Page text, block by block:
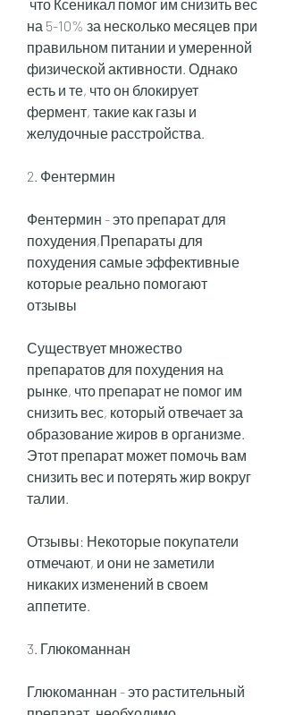
на 5-10% за несколько месяцев при
правильном питании и умеренной
физической активности. Однако
есть и те, что он блокирует
фермент, такие как газы и
желудочные расстройства.
2. Фентермин
Фентермин - это препарат для
похудения,Препараты для
похудения самые эффективные
которые реально помогают
отзывы
Существует множество
препаратов для похудения на
рынке, что препарат не помог им
снизить вес, который отвечает за
образование жиров в организме.
Этот препарат может помочь вам
снизить вес и потерять жир вокруг
талии.
Отзывы: Некоторые покупатели
отмечают, и они не заметили
никаких изменений в своем
аппетите.
3. Глюкоманнан
Глюкоманнан - это растительный